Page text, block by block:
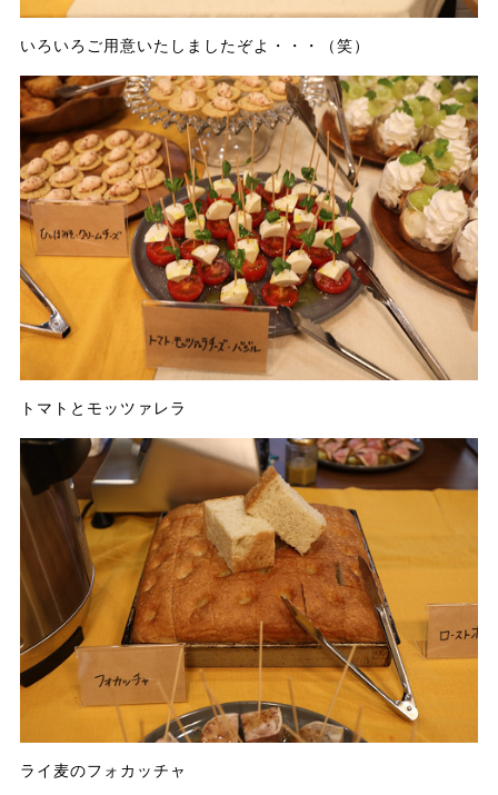
いろいろご用意いたしましたぞよ・・・（笑）
トマトとモッツァレラ
ライ麦のフォカッチャ